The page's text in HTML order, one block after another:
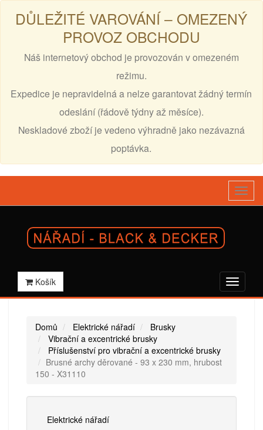
DŮLEŽITÉ VAROVÁNÍ – OMEZENÝ
PROVOZ OBCHODU
Náš internetový obchod je provozován v omezeném
režimu.
Expedice je nepravidelná a nelze garantovat žádný termín
odeslání (řádově týdny až měsíce).
Neskladové zboží je vedeno výhradně jako nezávazná
poptávka.
Košík
Domů Elektrické nářadí
Brusky
Vibrační a excentrické brusky
Příslušenství pro vibrační a excentrické brusky
Brusné archy děrované - 93 x 230 mm, hrubost
150 - X31110
Elektrické nářadí